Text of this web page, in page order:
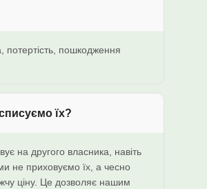
пошкодження
їх?
на другого власника, навіть
не приховуємо їх, а чесно
ціну. Це дозволяє нашим